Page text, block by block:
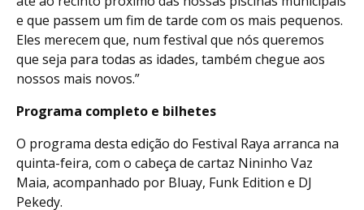
e que passem um fim de tarde com os mais pequenos.
Eles merecem que, num festival que nós queremos
que seja para todas as idades, também chegue aos
nossos mais novos.”
Programa completo e bilhetes
O programa desta edição do Festival Raya arranca na
quinta-feira, com o cabeça de cartaz Nininho Vaz
Maia, acompanhado por Bluay, Funk Edition e DJ
Pekedy.